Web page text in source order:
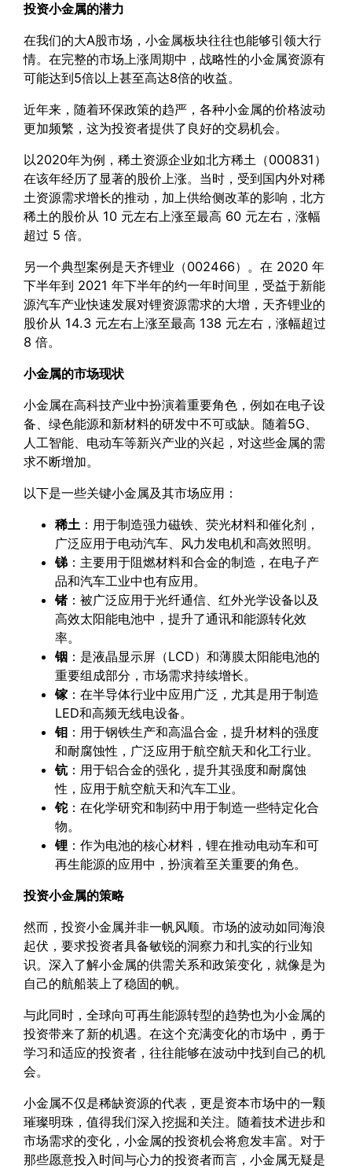
投资小金属的潜力
在我们的大A股市场，小金属板块往往也能够引领大行
情。在完整的市场上涨周期中，战略性的小金属资源有
可能达到5倍以上甚至高达8倍的收益。
近年来，随着环保政策的趋严，各种小金属的价格波动
更加频繁，这为投资者提供了良好的交易机会。
以2020年为例，稀土资源企业如北方稀土（000831）
在该年经历了显著的股价上涨。当时，受到国内外对稀
土资源需求增长的推动，加上供给侧改革的影响，北方
稀土的股价从 10 元左右上涨至最高 60 元左右，涨幅
超过 5 倍。
另一个典型案例是天齐锂业（002466）。在 2020 年
下半年到 2021 年下半年的约一年时间里，受益于新能
源汽车产业快速发展对锂资源需求的大增，天齐锂业的
股价从 14.3 元左右上涨至最高 138 元左右，涨幅超过
8 倍。
小金属的市场现状
小金属在高科技产业中扮演着重要角色，例如在电子设
备、绿色能源和新材料的研发中不可或缺。随着5G、
人工智能、电动车等新兴产业的兴起，对这些金属的需
求不断增加。
以下是一些关键小金属及其市场应用：
稀土 ：用于制造强力磁铁、荧光材料和催化剂，
广泛应用于电动汽车、风力发电机和高效照明。
锑 ：主要用于阻燃材料和合金的制造，在电子产
品和汽车工业中也有应用。
锗：被广泛应用于光纤通信、红外光学设备以及
高效太阳能电池中，提升了通讯和能源转化效
率。
铟 ：是液晶显示屏（LCD）和薄膜太阳能电池的
重要组成部分，市场需求持续增长。
镓 ：在半导体行业中应用广泛，尤其是用于制造
LED和高频无线电设备。
钼 ：用于钢铁生产和高温合金，提升材料的强度
和耐腐蚀性，广泛应用于航空航天和化工行业。
钪：用于铝合金的强化，提升其强度和耐腐蚀
性，应用于航空航天和汽车工业。
铊：在化学研究和制药中用于制造一些特定化合
物。
锂 ：作为电池的核心材料，锂在推动电动车和可
再生能源的应用中，扮演着至关重要的角色。
投资小金属的策略
然而，投资小金属并非一帆风顺。市场的波动如同海浪
起伏，要求投资者具备敏锐的洞察力和扎实的行业知
识。深入了解小金属的供需关系和政策变化，就像是为
自己的航船装上了稳固的帆。
与此同时，全球向可再生能源转型的趋势也为小金属的
投资带来了新的机遇。在这个充满变化的市场中，勇于
学习和适应的投资者，往往能够在波动中找到自己的机
会。
小金属不仅是稀缺资源的代表，更是资本市场中的一颗
璀璨明珠，值得我们深入挖掘和关注。随着技术进步和
市场需求的变化，小金属的投资机会将愈发丰富。对于
那些愿意投入时间与心力的投资者而言，小金属无疑是